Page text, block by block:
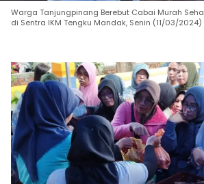
Warga Tanjungpinang Berebut Cabai Murah
di Sentra IKM Tengku Mandak, Senin (11/03/